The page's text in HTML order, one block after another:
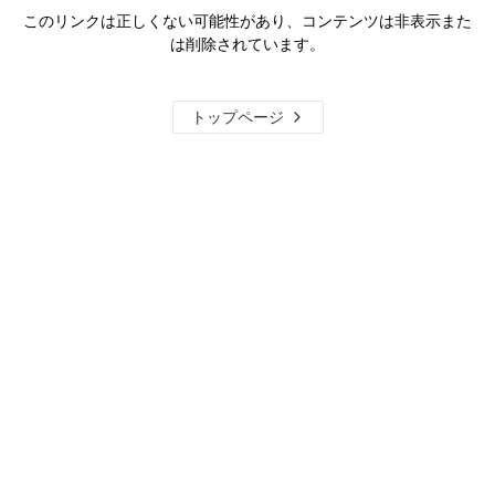
このリンクは正しくない可能性があり、コンテンツは非表示また
は削除されています。
トップページ